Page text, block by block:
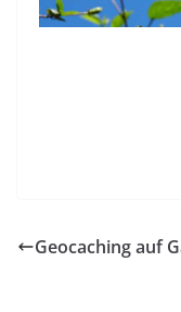
Geocaching auf